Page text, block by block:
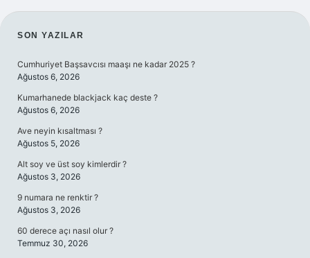
SIDEBAR
SON YAZILAR
Cumhuriyet Başsavcısı maaşı ne kadar 2025 ?
Ağustos 6, 2026
Kumarhanede blackjack kaç deste ?
Ağustos 6, 2026
Ave neyin kısaltması ?
Ağustos 5, 2026
Alt soy ve üst soy kimlerdir ?
Ağustos 3, 2026
9 numara ne renktir ?
Ağustos 3, 2026
60 derece açı nasıl olur ?
Temmuz 30, 2026